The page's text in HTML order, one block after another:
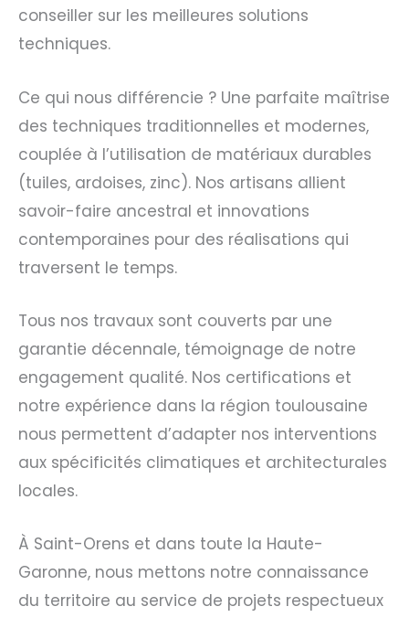
conseiller sur les meilleures solutions
techniques.
Ce qui nous différencie ? Une parfaite maîtrise
des techniques traditionnelles et modernes,
couplée à l’utilisation de matériaux durables
(tuiles, ardoises, zinc). Nos artisans allient
savoir-faire ancestral et innovations
contemporaines pour des réalisations qui
traversent le temps.
Tous nos travaux sont couverts par une
garantie décennale, témoignage de notre
engagement qualité. Nos certifications et
notre expérience dans la région toulousaine
nous permettent d’adapter nos interventions
aux spécificités climatiques et architecturales
locales.
À Saint-Orens et dans toute la Haute-
Garonne, nous mettons notre connaissance
du territoire au service de projets respectueux